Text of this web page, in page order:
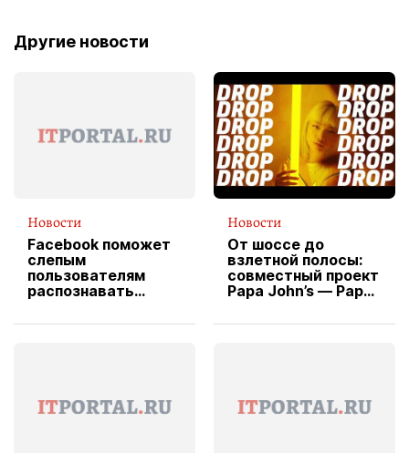
Другие новости
Новости
Facebook поможет
слепым
пользователям
распознавать
Новости
От шоссе до
взлетной полосы:
совместный проект
Papa John’s — Papa
вводит